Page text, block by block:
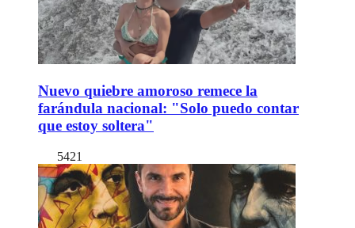
Nuevo quiebre amoroso remece la
farándula nacional: "Solo puedo contar
que estoy soltera"
5421